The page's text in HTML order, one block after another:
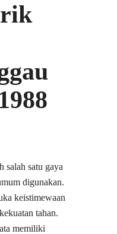
salah satu gaya
digunakan.
keistimewaan
tahan.
memiliki